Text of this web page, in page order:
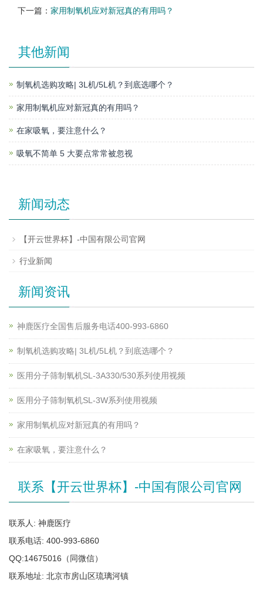
下一篇： 家用制氧机应对新冠真的有用吗？
其他新闻
制氧机选购攻略| 3L机/5L机？到底选哪个？
家用制氧机应对新冠真的有用吗？
在家吸氧，要注意什么？
吸氧不简单 5 大要点常常被忽视
新闻动态
【开云世界杯】-中国有限公司官网
行业新闻
新闻资讯
神鹿医疗全国售后服务电话400-993-6860
制氧机选购攻略| 3L机/5L机？到底选哪个？
医用分子筛制氧机SL-3A330/530系列使用视频
医用分子筛制氧机SL-3W系列使用视频
家用制氧机应对新冠真的有用吗？
在家吸氧，要注意什么？
联系【开云世界杯】-中国有限公司官网
联系人: 神鹿医疗
联系电话: 400-993-6860
QQ:14675016（同微信）
联系地址: 北京市房山区琉璃河镇